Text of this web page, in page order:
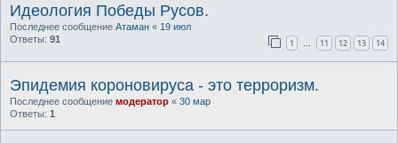
Идеология Победы Русов.
Последнее сообщение Атаман « 19 июл
Ответы: 91 1 11 12 13 14
Эпидемия короновируса - это терроризм.
Последнее сообщение модератор « 30 мар
Ответы: 1